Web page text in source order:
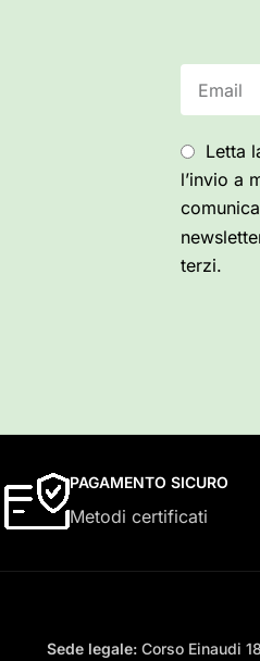
Letta
l’invio a
terzi.
PAGAMENTO SICURO
Metodi certificati
Sede legale: Corso Einaudi